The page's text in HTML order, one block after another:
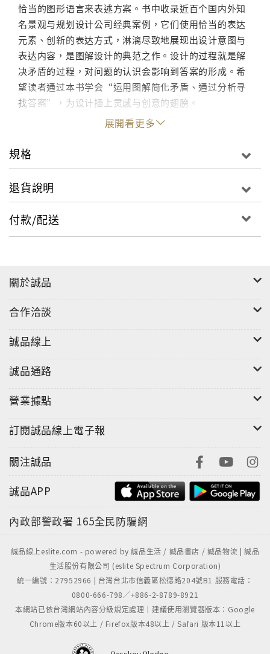
恰当的图形语言来表述方案。书中收录近百个国内外知
名景观与规划设计公司经典案例，它们使用恰当的表达
元素、创新的表达方式，淋漓尽致地展现出设计意图与
表达内容，是图解设计的典范之作。设计的过程就是解
决矛盾的过程，对问题的认识会影响到答案的形成。希
望读者通过本书学会“运用图解简化矛盾、通过分析寻
找答案”，为设计插上灵感与创意的翅膀。
展開看更多
規格
退貨說明
付款/配送
關於誠品
合作洽談
誠品線上
誠品通路
營業據點
訂閱誠品線上電子報
關注誠品
誠品APP
內政部警政署 165全民防騙網
誠品線上eslite.com - powered by 誠品生活 / 誠品書店 / 誠品物流 | 誠品
生活股份有限公司 (eslite Spectrum Corporation)
統一編號：27952966 | 台灣台北市信義區松德路204號B1 服務電話：
0800-666-798／+886-2-8789-8921
本網站已依台灣網站內容分級規定處理｜建議使用瀏覽器版本：Google
Chrome版本60以上 / Firefox版本48以上 / Safari 版本11以上